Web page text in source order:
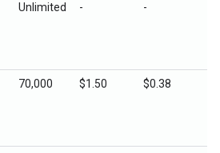
Unlimited - -
70,000 $1.50 $0.38